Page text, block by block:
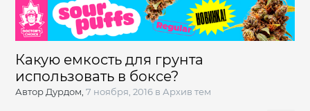
Какую емкость для грунта
использовать в боксе?
АвторДурдом, 7 ноября, 2016 в Архив тем